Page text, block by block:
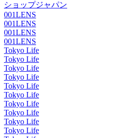
ショップジャパン
001LENS
001LENS
001LENS
001LENS
Tokyo Life
Tokyo Life
Tokyo Life
Tokyo Life
Tokyo Life
Tokyo Life
Tokyo Life
Tokyo Life
Tokyo Life
Tokyo Life